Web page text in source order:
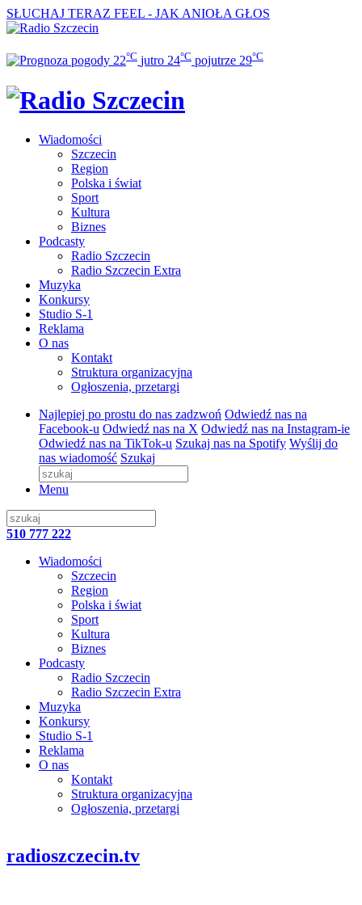
SŁUCHAJ TERAZ FEEL - JAK ANIOŁA GŁOS
22°C jutro 24°C pojutrze 29°C
Wiadomości
Szczecin
Region
Polska i świat
Sport
Kultura
Biznes
Podcasty
Radio Szczecin
Radio Szczecin Extra
Muzyka
Konkursy
Studio S-1
Reklama
O nas
Kontakt
Struktura organizacyjna
Ogłoszenia, przetargi
Najlepiej po prostu do nas zadzwoń Odwiedź nas na
Facebook-u Odwiedź nas na X Odwiedź nas na Instagram-ie
Odwiedź nas na TikTok-u Szukaj nas na Spotify Wyślij do
nas wiadomość Szukaj
Menu
510 777 222
Wiadomości
Szczecin
Region
Polska i świat
Sport
Kultura
Biznes
Podcasty
Radio Szczecin
Radio Szczecin Extra
Muzyka
Konkursy
Studio S-1
Reklama
O nas
Kontakt
Struktura organizacyjna
Ogłoszenia, przetargi
radioszczecin.tv